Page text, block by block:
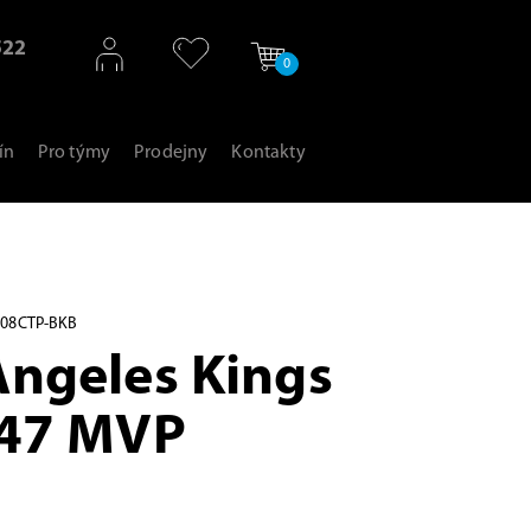
0
Pro týmy Prodejny Kontakty
BKB
Kings
MVP